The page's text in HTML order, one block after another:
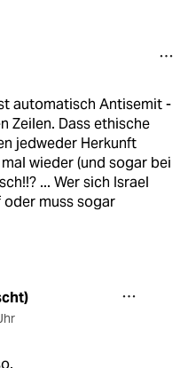
automatisch Antisemit -
Zeilen. Dass ethische
jedweder Herkunft
wieder (und sogar bei
... Wer sich Israel
muss sogar